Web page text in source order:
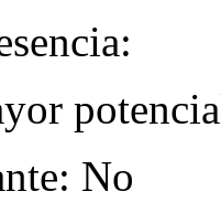
No